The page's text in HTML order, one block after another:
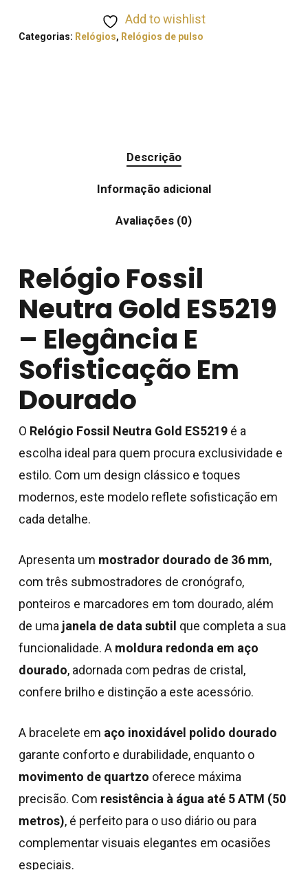
Add to wishlist
Categorias: Relógios, Relógios de pulso
Descrição
Informação adicional
Avaliações (0)
Relógio Fossil
Neutra Gold ES5219
– Elegância E
Sofisticação Em
Dourado
O Relógio Fossil Neutra Gold ES5219é a
escolha ideal para quem procura exclusividade e
estilo. Com um design clássico e toques
modernos, este modelo reflete sofisticação em
cada detalhe.
Apresenta um mostrador dourado de 36 mm,
com três submostradores de cronógrafo,
ponteiros e marcadores em tom dourado, além
de uma janela de data subtil que completa a sua
funcionalidade. A moldura redonda em aço
dourado, adornada com pedras de cristal,
confere brilho e distinção a este acessório.
A bracelete em aço inoxidável polido dourado
garante conforto e durabilidade, enquanto o
movimento de quartzo oferece máxima
precisão. Com resistência à água até 5 ATM (50
metros), é perfeito para o uso diário ou para
complementar visuais elegantes em ocasiões
especiais.